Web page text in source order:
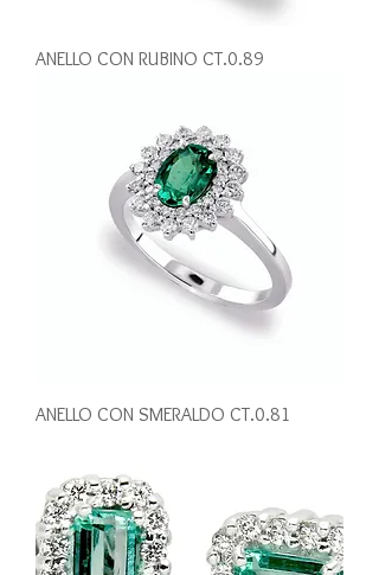
ANELLO CON RUBINO CT.0.89
ANELLO CON SMERALDO CT.0.81